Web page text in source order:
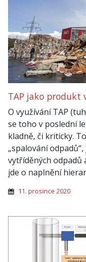
TAP jako produkt
O využívání TAP
se toho v poslední
kladně, či kriticky.
„spalování
vytříděných odpadů
jde o naplnění
11. prosince 2020